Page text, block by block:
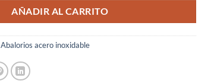
AÑADIR AL CARRITO
Abalorios acero inoxidable